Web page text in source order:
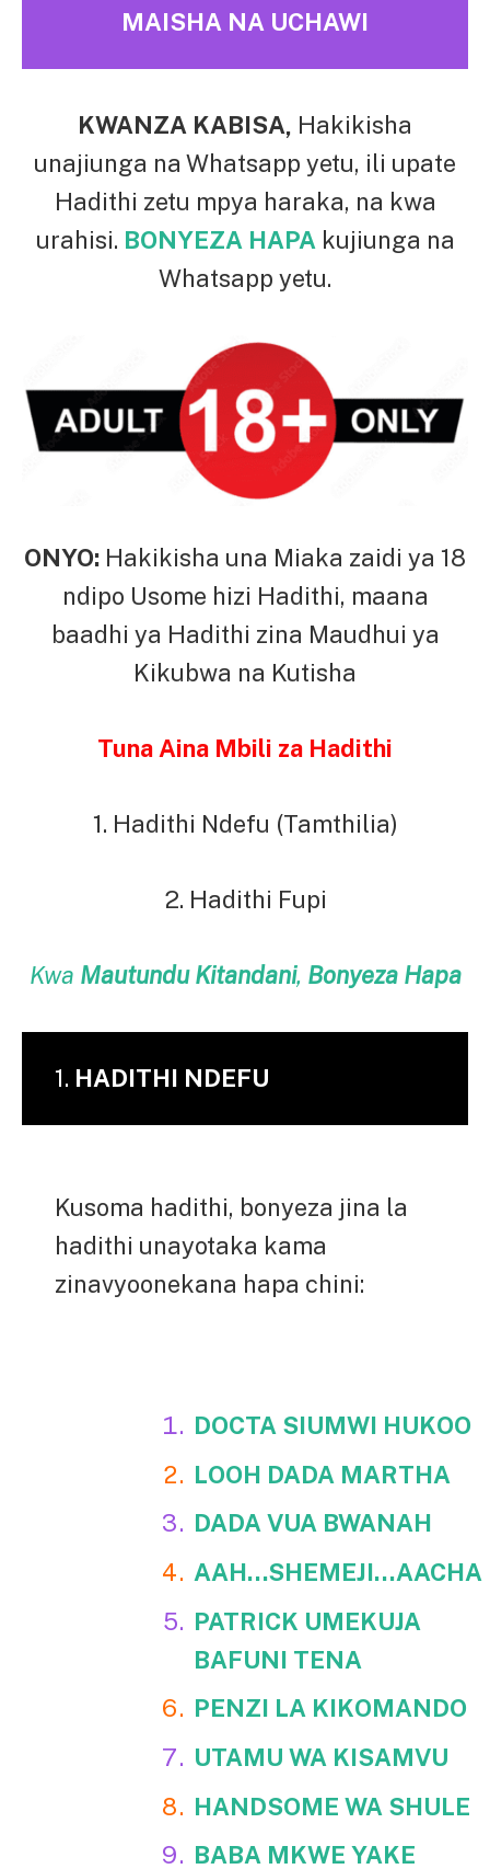
MAISHA NA UCHAWI
KWANZA KABISA, Hakikisha
unajiunga na Whatsapp yetu, ili upate
Hadithi zetu mpya haraka, na kwa
urahisi. BONYEZA HAPA kujiunga na
Whatsapp yetu.
ONYO: Hakikisha una Miaka zaidi ya 18
ndipo Usome hizi Hadithi, maana
baadhi ya Hadithi zina Maudhui ya
Kikubwa na Kutisha
Tuna Aina Mbili za Hadithi
1. Hadithi Ndefu (Tamthilia)
2. Hadithi Fupi
Kwa Mautundu Kitandani, Bonyeza Hapa
1. HADITHI NDEFU
Kusoma hadithi, bonyeza jina la
hadithi unayotaka kama
zinavyoonekana hapa chini:
DOCTA SIUMWI HUKOO
LOOH DADA MARTHA
DADA VUA BWANAH
AAH…SHEMEJI…AACHA
PATRICK UMEKUJA
BAFUNI TENA
PENZI LA KIKOMANDO
UTAMU WA KISAMVU
HANDSOME WA SHULE
BABA MKWE YAKE